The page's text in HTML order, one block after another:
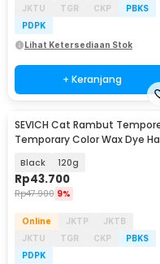
JKTU
TGR CKP
PBKS
PDPK
Lihat Ketersediaan Stok
+ Keranjang
SEVICH Cat Rambut
Temporary Color Wax Dye
Black 120g
Rp43.700
Rp47.900 9%
Online JKTP
JKTB
JKTU
TGR CKP
PBKS
PDPK